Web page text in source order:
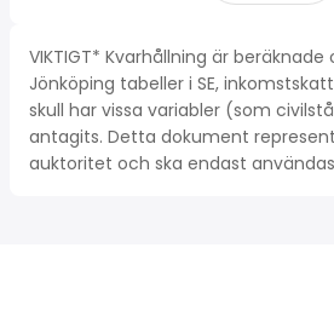
VIKTIGT* Kvarhållning är
Jönköping tabeller i SE,
skull har vissa variabler (som
antagits. Detta dokument
auktoritet och ska endast